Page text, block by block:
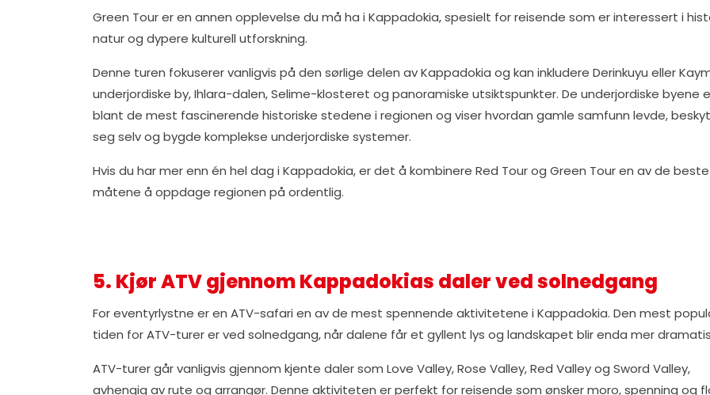
Green Tour er en annen opplevelse du må ha i Kappadokia, spesielt for reisende som er interessert i
natur og dypere kulturell utforskning.
Denne turen fokuserer vanligvis på den sørlige delen av Kappadokia og kan inkludere Derinkuyu eller
underjordiske by, Ihlara-dalen, Selime-klosteret og panoramiske utsiktspunkter. De underjordiske byene
blant de mest fascinerende historiske stedene i regionen og viser hvordan gamle samfunn levde,
seg selv og bygde komplekse underjordiske systemer.
Hvis du har mer enn én hel dag i Kappadokia, er det å kombinere Red Tour og Green Tour en av de beste
måtene å oppdage regionen på ordentlig.
5. Kjør ATV gjennom Kappadokias daler ved solnedgang
For eventyrlystne er en ATV-safari en av de mest spennende aktivitetene i Kappadokia. Den mest
tiden for ATV-turer er ved solnedgang, når dalene får et gyllent lys og landskapet blir enda mer
ATV-turer går vanligvis gjennom kjente daler som Love Valley, Rose Valley, Red Valley og Sword Valley,
avhengig av rute og arrangør. Denne aktiviteten er perfekt for reisende som ønsker moro, spenning og